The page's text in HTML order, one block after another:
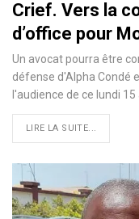
Crief. Vers la
d’office pour
Un avocat pourra être
défense d'Alpha Condé
l'audience de ce lundi 15
LIRE LA SUITE...